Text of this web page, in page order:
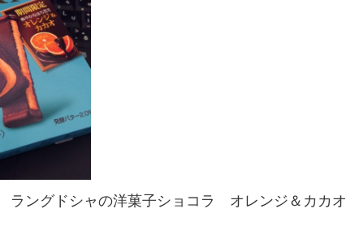
ングドシャの洋菓子ショコラ オレンジ＆カカオ